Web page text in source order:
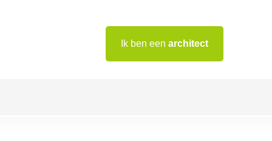
Ik ben een architect